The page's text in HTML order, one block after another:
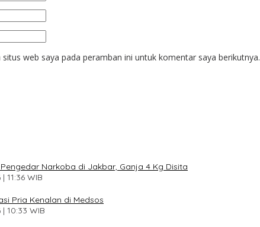
web saya pada peramban ini untuk komentar saya berikutnya.
Narkoba di Jakbar, Ganja 4 Kg Disita
11:36 WIB
Pria Kenalan di Medsos
10:33 WIB